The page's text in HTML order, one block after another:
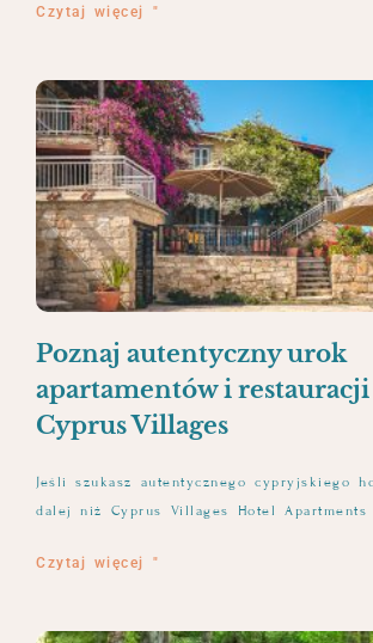
Czytaj więcej "
Poznaj autentyczny urok
apartamentów i
Cyprus Villages
Jeśli szukasz autentycznego cypryjskiego
dalej niż Cyprus Villages Hotel Apartments
Czytaj więcej "